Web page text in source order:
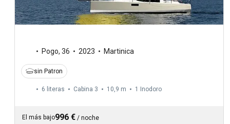
Pogo, 36 2023 Martinica
sin Patron
6 literas Cabina 3 10,9 m 1 Inodoro
El más bajo996 € / noche